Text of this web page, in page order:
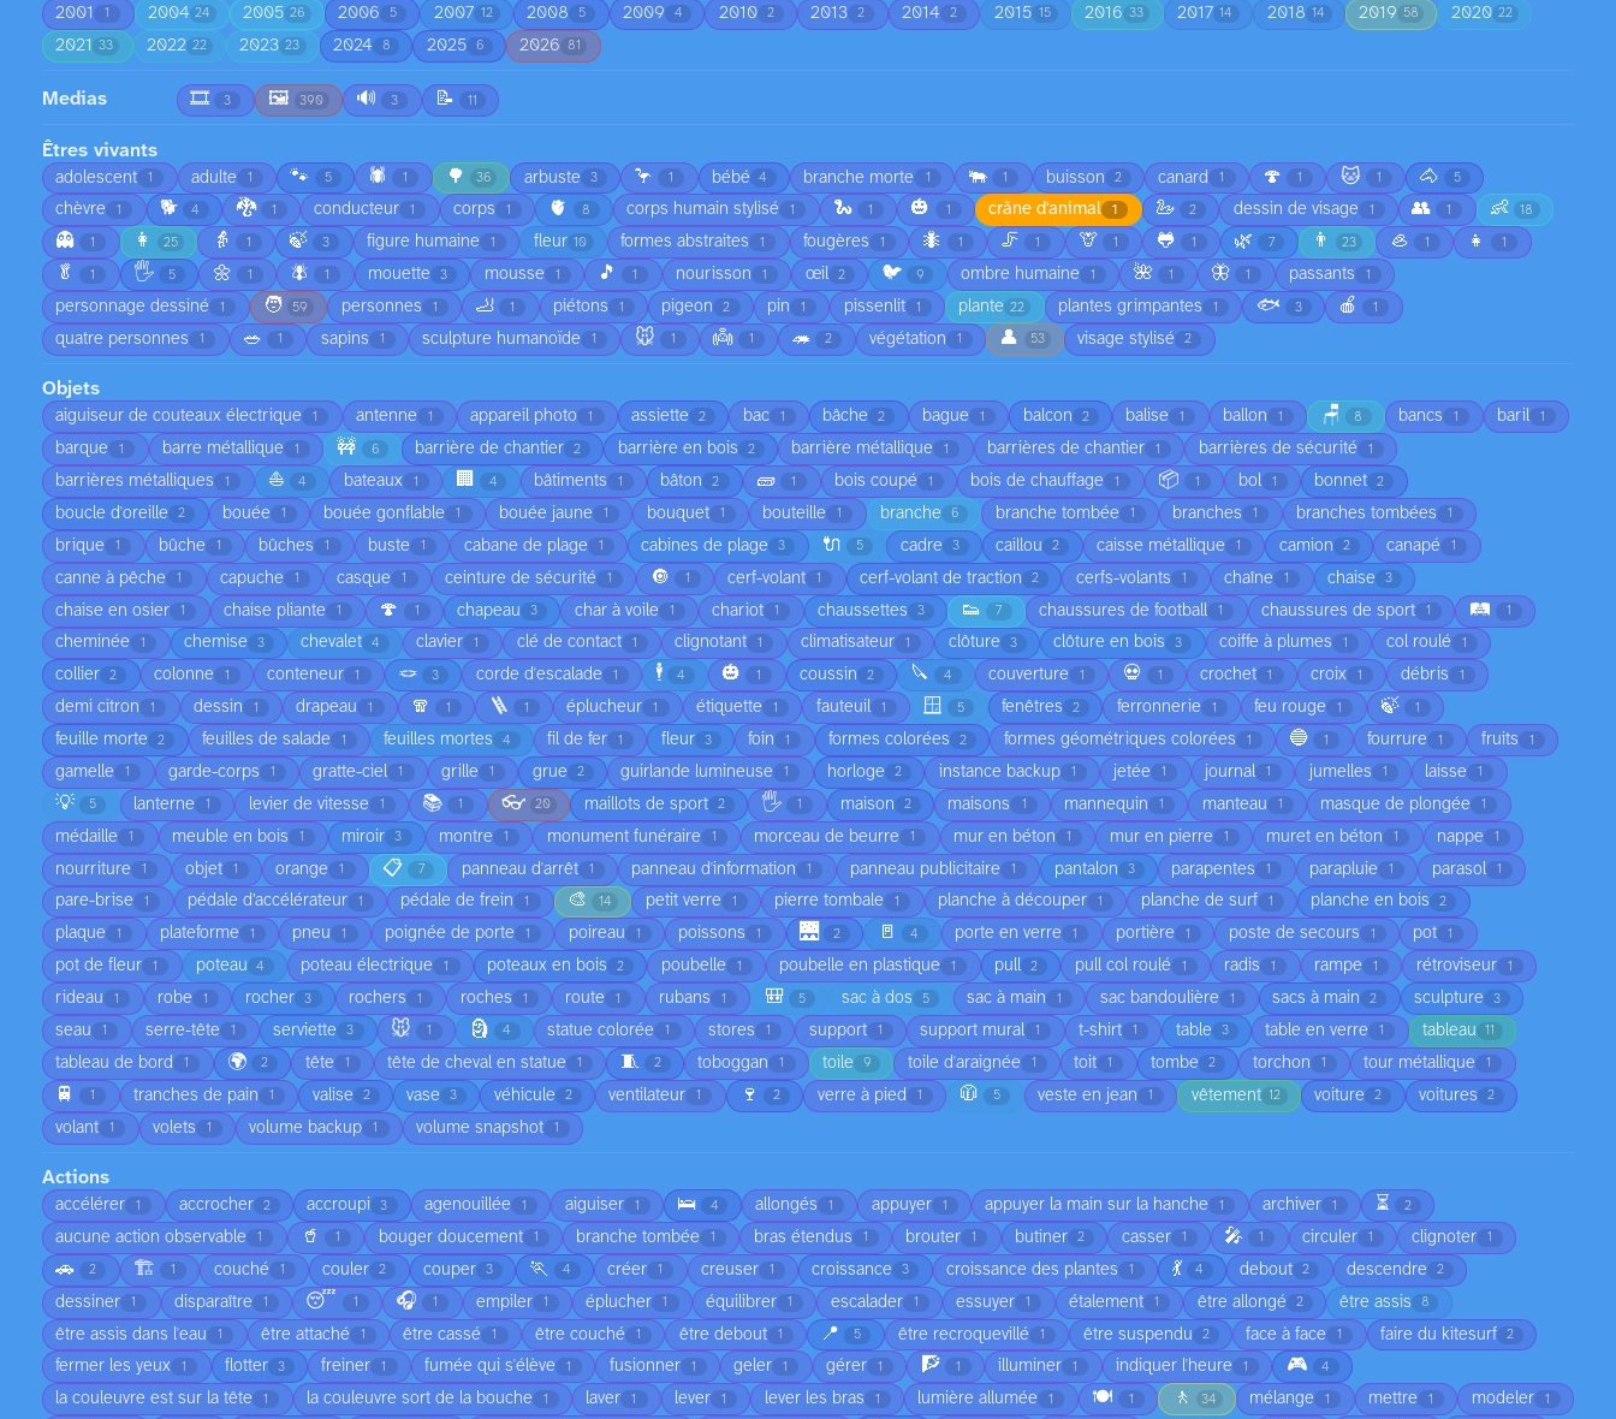
2001 1 2004 24 2005 26 2006 5 2007 12 2008 5 2009 4 2010 2 2013 2 2014 2 2015 15 2016 33 2017 14 2018 14 2019 58 2020 22
2021 33 2022 22 2023 23 2024 8 2025 6 2026 81
Medias 🎞️ 3 🖼️ 390 🔊 3 📝 11
Êtres vivants
adolescent 1 adulte 1 🐾 5 🕷️ 1 🌳 36 arbuste 3 🦩 1 bébé 4 branche morte 1 🐃 1 buisson 2 canard 1 🍄 1 🐱 1 🐴 5
chèvre 1 🐕 4 🐉 1 conducteur 1 corps 1 🫀 8 corps humain stylisé 1 🐍 1 🎃 1 crâne d'animal 1 🦢 2 dessin de visage 1 👥 1 👶 18
👻 1 👩 25 👵 1 🍃 3 figure humaine 1 fleur 10 formes abstraites 1 fougères 1 🐜 1 🦵 1 🦒 1 🐸 1 🌿 7 👨 23 🦪 1 👧 1
🥬 1 🖐️ 5 🌼 1 🪰 1 mouette 3 mousse 1 🎵 1 nourisson 1 œil 2 🐦 9 ombre humaine 1 🌺 1 🦋 1 passants 1
personnage dessiné 1 🧑 59 personnes 1 🦶 1 piétons 1 pigeon 2 pin 1 pissenlit 1 plante 22 plantes grimpantes 1 🐟 3 🍎 1
quatre personnes 1 🥗 1 sapins 1 sculpture humanoïde 1 🐭 1 👼 1 🦔 2 végétation 1 👤 53 visage stylisé 2
Objets
aiguiseur de couteaux électrique 1 antenne 1 appareil photo 1 assiette 2 bac 1 bâche 2 bague 1 balcon 2 balise 1 ballon 1 🪑 8 bancs 1 baril 1
barque 1 barre métallique 1 🚧 6 barrière de chantier 2 barrière en bois 2 barrière métallique 1 barrières de chantier 1 barrières de sécurité 1
barrières métalliques 1 ⛵ 4 bateaux 1 🏢 4 bâtiments 1 bâton 2 🧱 1 bois coupé 1 bois de chauffage 1 📦 1 bol 1 bonnet 2
boucle d'oreille 2 bouée 1 bouée gonflable 1 bouée jaune 1 bouquet 1 bouteille 1 branche 6 branche tombée 1 branches 1 branches tombées 1
brique 1 bûche 1 bûches 1 buste 1 cabane de plage 1 cabines de plage 3 🔌 5 cadre 3 caillou 2 caisse métallique 1 camion 2 canapé 1
canne à pêche 1 capuche 1 casque 1 ceinture de sécurité 1 🔘 1 cerf-volant 1 cerf-volant de traction 2 cerfs-volants 1 chaîne 1 chaise 3
chaise en osier 1 chaise pliante 1 🍄 1 chapeau 3 char à voile 1 chariot 1 chaussettes 3 👟 7 chaussures de football 1 chaussures de sport 1 🛤️ 1
cheminée 1 chemise 3 chevalet 4 clavier 1 clé de contact 1 clignotant 1 climatisateur 1 clôture 3 clôture en bois 3 coiffe à plumes 1 col roulé 1
collier 2 colonne 1 conteneur 1 🪢 3 corde d'escalade 1 🕴️ 4 🎃 1 coussin 2 🔪 4 couverture 1 💀 1 crochet 1 croix 1 débris 1
demi citron 1 dessin 1 drapeau 1 🧣 1 🪜 1 éplucheur 1 étiquette 1 fauteuil 1 🪟 5 fenêtres 2 ferronnerie 1 feu rouge 1 🍃 1
feuille morte 2 feuilles de salade 1 feuilles mortes 4 fil de fer 1 fleur 3 foin 1 formes colorées 2 formes géométriques colorées 1 🔵 1 fourrure 1 fruits 1
gamelle 1 garde-corps 1 gratte-ciel 1 grille 1 grue 2 guirlande lumineuse 1 horloge 2 instance backup 1 jetée 1 journal 1 jumelles 1 laisse 1
💡 5 lanterne 1 levier de vitesse 1 📚 1 👓 20 maillots de sport 2 🖐️ 1 maison 2 maisons 1 mannequin 1 manteau 1 masque de plongée 1
médaille 1 meuble en bois 1 miroir 3 montre 1 monument funéraire 1 morceau de beurre 1 mur en béton 1 mur en pierre 1 muret en béton 1 nappe 1
nourriture 1 objet 1 orange 1 📋 7 panneau d'arrêt 1 panneau d'information 1 panneau publicitaire 1 pantalon 3 parapentes 1 parapluie 1 parasol 1
pare-brise 1 pédale d’accélérateur 1 pédale de frein 1 🎨 14 petit verre 1 pierre tombale 1 planche à découper 1 planche de surf 1 planche en bois 2
plaque 1 plateforme 1 pneu 1 poignée de porte 1 poireau 1 poissons 1 🌉 2 🚪 4 porte en verre 1 portière 1 poste de secours 1 pot 1
pot de fleur 1 poteau 4 poteau électrique 1 poteaux en bois 2 poubelle 1 poubelle en plastique 1 pull 2 pull col roulé 1 radis 1 rampe 1 rétroviseur 1
rideau 1 robe 1 rocher 3 rochers 1 roches 1 route 1 rubans 1 🎒 5 sac à dos 5 sac à main 1 sac bandoulière 1 sacs à main 2 sculpture 3
seau 1 serre-tête 1 serviette 3 🐭 1 🗿 4 statue colorée 1 stores 1 support 1 support mural 1 t-shirt 1 table 3 table en verre 1 tableau 11
tableau de bord 1 🌍 2 tête 1 tête de cheval en statue 1 🧵 2 toboggan 1 toile 9 toile d'araignée 1 toit 1 tombe 2 torchon 1 tour métallique 1
🚆 1 tranches de pain 1 valise 2 vase 3 véhicule 2 ventilateur 1 🍷 2 verre à pied 1 🧥 5 veste en jean 1 vêtement 12 voiture 2 voitures 2
volant 1 volets 1 volume backup 1 volume snapshot 1
Actions
accélérer 1 accrocher 2 accroupi 3 agenouillée 1 aiguiser 1 🛌 4 allongés 1 appuyer 1 appuyer la main sur la hanche 1 archiver 1 ⏳ 2
aucune action observable 1 🥤 1 bouger doucement 1 branche tombée 1 bras étendus 1 brouter 1 butiner 2 casser 1 🎤 1 circuler 1 clignoter 1
🚗 2 🏗️ 1 couché 1 couler 2 couper 3 🏃 4 créer 1 creuser 1 croissance 3 croissance des plantes 1 💃 4 debout 2 descendre 2
dessiner 1 disparaître 1 😴 1 🎧 1 empiler 1 éplucher 1 équilibrer 1 escalader 1 essuyer 1 étalement 1 être allongé 2 être assis 8
être assis dans l'eau 1 être attaché 1 être cassé 1 être couché 1 être debout 1 📍 5 être recroquevillé 1 être suspendu 2 face à face 1 faire du kitesurf 2
fermer les yeux 1 flotter 3 freiner 1 fumée qui s'élève 1 fusionner 1 geler 1 gérer 1 🧗 1 illuminer 1 indiquer l'heure 1 🎮 4
la couleuvre est sur la tête 1 la couleuvre sort de la bouche 1 laver 1 lever 1 lever les bras 1 lumière allumée 1 🍽️ 1 🚶 34 mélange 1 mettre 1 modeler 1